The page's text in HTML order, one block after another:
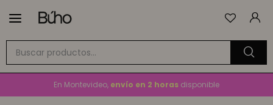

GRATIS
En Montevideo, envío en 2 horas disponible